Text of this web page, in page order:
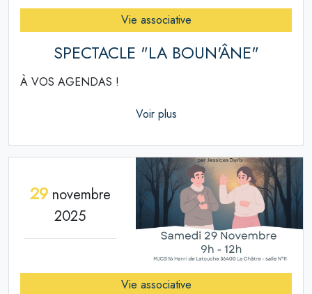
Vie associative
SPECTACLE "LA BOUN'ÂNE"
À VOS AGENDAS !
Voir plus
29novembre
2025
Vie associative